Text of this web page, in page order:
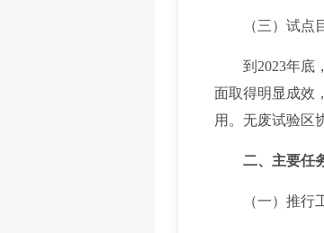
（三）试点目
到2023年底，
面取得明显成效
用。无废试验区
二、主要任
（一）推行工